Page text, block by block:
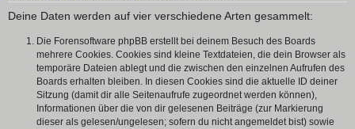
Deine Daten werden auf vier verschiedene Arten gesammelt:
Die Forensoftware phpBB erstellt bei deinem Besuch des Boards
mehrere Cookies. Cookies sind kleine Textdateien, die dein Browser als
temporäre Dateien ablegt und die zwischen den einzelnen Aufrufen des
Boards erhalten bleiben. In diesen Cookies sind die aktuelle ID deiner
Sitzung (damit dir alle Seitenaufrufe zugeordnet werden können),
Informationen über die von dir gelesenen Beiträge (zur Markierung
dieser als gelesen/ungelesen; sofern du nicht angemeldet bist) sowie